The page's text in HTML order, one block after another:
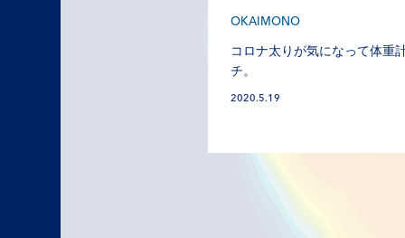
OKAIMONO
コロナ太りが気になって体重
チ。
2020.5.19